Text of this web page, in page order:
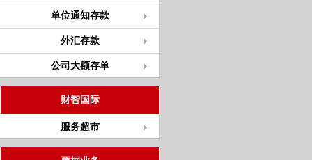
单位通知存款
外汇存款
公司大额存单
财智国际
服务超市